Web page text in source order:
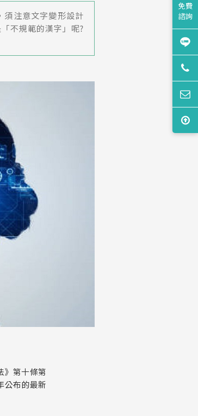
須注意文字變形設計
不規範的漢字」呢?
》第十條第
公布的最新
免費
諮詢